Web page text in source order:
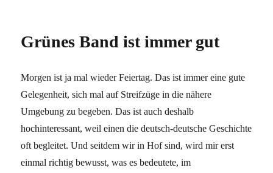
Hof
Grünes Band ist immer gut
Morgen ist ja mal wieder Feiertag. Das ist immer eine gute
Gelegenheit, sich mal auf Streifzüge in die nähere
Umgebung zu begeben. Das ist auch deshalb
hochinteressant, weil einen die deutsch-deutsche Geschichte
oft begleitet. Und seitdem wir in Hof sind, wird mir erst
einmal richtig bewusst, was es bedeutete, im